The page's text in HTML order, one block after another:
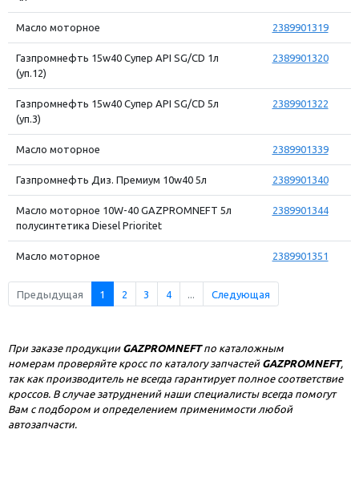
Масло моторное 2389901319
Газпромнефть 15w40 Супер API SG/CD 1л
(уп.12)
2389901320
Газпромнефть 15w40 Супер API SG/CD 5л
(уп.3)
2389901322
Масло моторное 2389901339
Газпромнефть Диз. Премиум 10w40 5л 2389901340
Масло моторное 10W-40 GAZPROMNEFT 5л
полусинтетика Diesel Prioritet
2389901344
Масло моторное 2389901351
Предыдущая 1 2 3 4 Следующая
При заказе продукции GAZPROMNEFTпо каталожным
номерам проверяйте кросс по каталогу запчастейGAZPROMNEFT,
так как производитель не всегда гарантирует полное соответствие
кроссов. В случае затруднений наши специалисты всегда помогут
Вам с подбором и определением применимости любой
автозапчасти.